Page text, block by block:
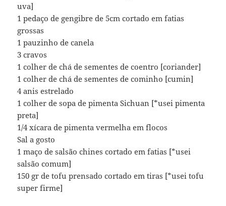
uva]
1 pedaço de gengibre de 5cm cortado em fatias
grossas
1 pauzinho de canela
3 cravos
1 colher de chá de sementes de coentro [coriander]
1 colher de chá de sementes de cominho [cumin]
4 anis estrelado
1 colher de sopa de pimenta Sichuan [*usei pimenta
preta]
1/4 xícara de pimenta vermelha em flocos
Sal a gosto
1 maço de salsão chines cortado em fatias [*usei
salsão comum]
150 gr de tofu prensado cortado em tiras [*usei tofu
super firme]